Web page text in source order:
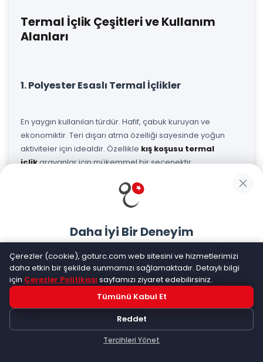
Termal İçlik Çeşitleri ve Kullanım
Alanları
1. Polyester Esaslı Termal İçlikler
En yaygın kullanılan türdür. Hafif, çabuk kuruyan ve
ekonomiktir. Teri dışarı atma özelliği sayesinde yoğun
aktiviteler için idealdir. Özellikle kış koşusu termal
içlikarayanlar için mükemmel bir seçenektir.
Doğal ve yumuşak yapısıyla bilinir. Doğal antibakteriyel
özellikleri sayesinde koku oluşumunu engeller. Soğuk
havalarda üstün ısı yalıtımı sağlar.Termal içlik yün
modelleri, özellikle düşük tempolu aktiviteler ve günlük
kullanım için tercih edilir.
Daha İyi Bir Deneyim
Goturc mobil uygulamasıyla daha hızlı ve kolay alışveriş
yapın
Hemen Dene!
Uygulama yüklüyse açılacak, değilseGoogle Play'e
yönlendirileceksiniz
Çerezler (cookie), goturc.com web sitesini ve hizmetlerimizi
daha etkin bir şekilde sunmamızı sağlamaktadır. Detaylı bilgi
için Çerezler Politikası sayfamızı ziyaret edebilirsiniz.
Tümünü Kabul Et
Reddet
Tercihleri Yönet